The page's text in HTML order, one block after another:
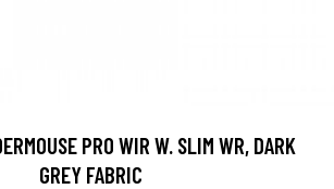
PRO WIR W. SLIM WR, DARK
GREY FABRIC